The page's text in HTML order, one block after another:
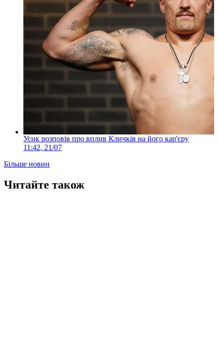
Усик розповів про вплив Кличків на його кар'єру
11:42, 21/07
Більше новин
Читайте також